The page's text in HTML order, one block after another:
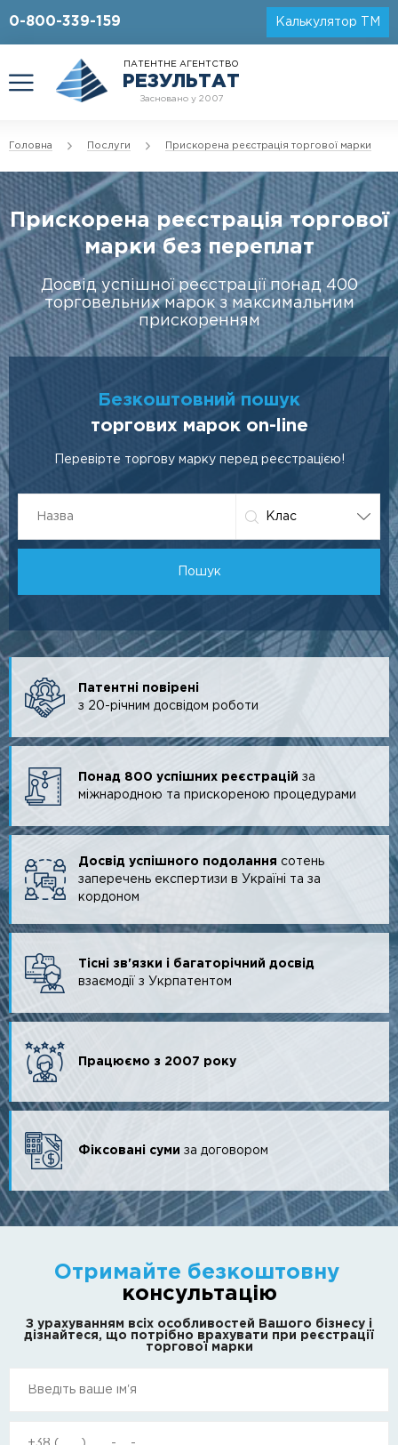
0-800-339-159 Калькулятор ТМ
ПАТЕНТНЕ АГЕНТСТВО
РЕЗУЛЬТАТ
Засновано у 2007
Головна Послуги Прискорена реєстрація торгової марки
Прискорена реєстрація торгової
марки без переплат
Досвід успішної реєстрації понад 400
торговельних марок з максимальним
прискоренням
Безкоштовний пошук
торгових марок on-line
Перевірте торгову марку перед реєстрацією!
Клас
Пошук
Патентні повірені
з 20-річним досвідом роботи
Понад 800 успішних реєстрацій за
міжнародною та прискореною процедурами
Досвід успішного подолання сотень
заперечень експертизи в Україні та за
кордоном
Тісні зв'язки і багаторічний досвід
взаємодії з Укрпатентом
Працюємо з 2007 року
Фіксовані суми за договором
Отримайте безкоштовну
консультацію
З урахуванням всіх особливостей Вашого бізнесу і
дізнайтеся, що потрібно врахувати при реєстрації
торгової марки